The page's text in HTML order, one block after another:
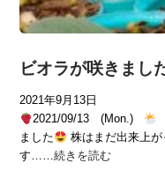
ビオラが咲きまし
2021年9月13日
2021/09/13 (Mon.)
ました
株はまだ出来上
す……続きを読む